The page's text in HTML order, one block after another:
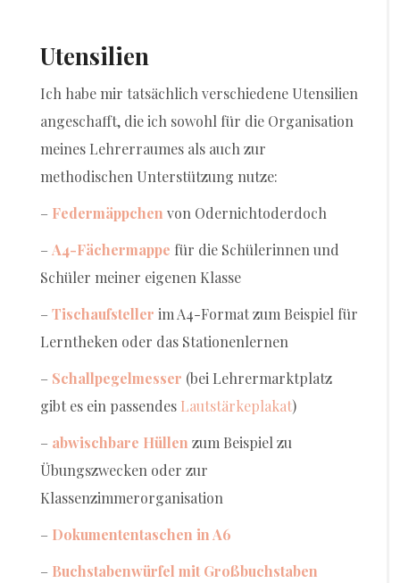
Utensilien
Ich habe mir tatsächlich verschiedene Utensilien
angeschafft, die ich sowohl für die Organisation
meines Lehrerraumes als auch zur
methodischen Unterstützung nutze:
– Federmäppchen von Odernichtoderdoch
– A4-Fächermappe für die Schülerinnen und
Schüler meiner eigenen Klasse
– Tischaufsteller im A4-Format zum Beispiel für
Lerntheken oder das Stationenlernen
– Schallpegelmesser (bei Lehrermarktplatz
gibt es ein passendes Lautstärkeplakat)
– abwischbare Hüllen zum Beispiel zu
Übungszwecken oder zur
Klassenzimmerorganisation
– Dokumententaschen in A6
– Buchstabenwürfel mit Großbuchstaben